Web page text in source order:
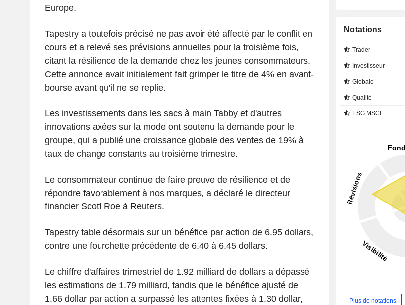
Europe.
Tapestry a toutefois précisé ne pas avoir été affecté par le conflit en
cours et a relevé ses prévisions annuelles pour la troisième fois,
citant la résilience de la demande chez les jeunes consommateurs.
Cette annonce avait initialement fait grimper le titre de 4% en avant-
bourse avant qu'il ne se replie.
Les investissements dans les sacs à main Tabby et d'autres
innovations axées sur la mode ont soutenu la demande pour le
groupe, qui a publié une croissance globale des ventes de 19% à
taux de change constants au troisième trimestre.
Le consommateur continue de faire preuve de résilience et de
répondre favorablement à nos marques, a déclaré le directeur
financier Scott Roe à Reuters.
Tapestry table désormais sur un bénéfice par action de 6.95 dollars,
contre une fourchette précédente de 6.40 à 6.45 dollars.
Le chiffre d'affaires trimestriel de 1.92 milliard de dollars a dépassé
les estimations de 1.79 milliard, tandis que le bénéfice ajusté de
1.66 dollar par action a surpassé les attentes fixées à 1.30 dollar,
Notations
Trader
Investisseur
Globale
Qualité
ESG MSCI
Plus de notations